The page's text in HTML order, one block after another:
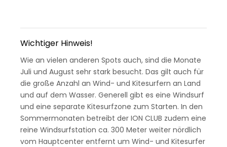
Wichtiger Hinweis!
Wie an vielen anderen Spots auch, sind die Monate
Juli und August sehr stark besucht. Das gilt auch für
die große Anzahl an Wind- und Kitesurfern an Land
und auf dem Wasser. Generell gibt es eine Windsurf
und eine separate Kitesurfzone zum Starten. In den
Sommermonaten betreibt der ION CLUB zudem eine
reine Windsurfstation ca. 300 Meter weiter nördlich
vom Hauptcenter entfernt um Wind- und Kitesurfer